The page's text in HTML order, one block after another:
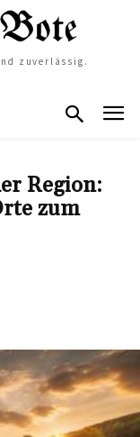
zuverlässig.
Region:
zum